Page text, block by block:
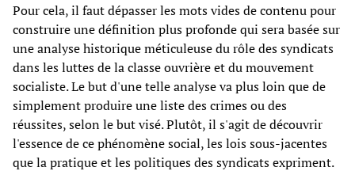
Pour cela, il faut dépasser les mots vides de contenu pour
construire une définition plus profonde qui sera basée sur
une analyse historique méticuleuse du rôle des syndicats
dans les luttes de la classe ouvrière et du mouvement
socialiste. Le but d'une telle analyse va plus loin que de
simplement produire une liste des crimes ou des
réussites, selon le but visé. Plutôt, il s'agit de découvrir
l'essence de ce phénomène social, les lois sous-jacentes
que la pratique et les politiques des syndicats expriment.